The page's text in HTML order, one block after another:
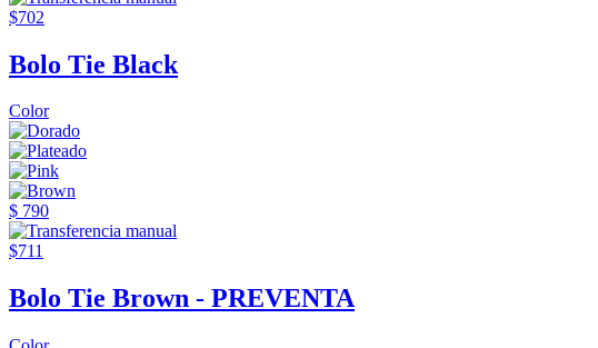
$702
Bolo Tie Black
Color
$ 790
$711
Bolo Tie Brown - PREVENTA